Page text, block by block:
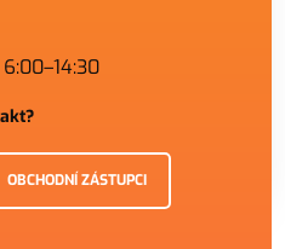
6:00–14:30
OBCHODNÍ ZÁSTUPCI